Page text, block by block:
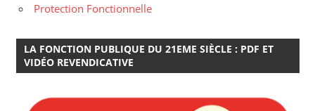
Protection Fonctionnelle
LA FONCTION PUBLIQUE DU 21EME SIÈCLE : PDF ET
VIDÉO REVENDICATIVE